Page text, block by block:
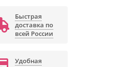
Быстрая
доставка по
всей России
Удобная